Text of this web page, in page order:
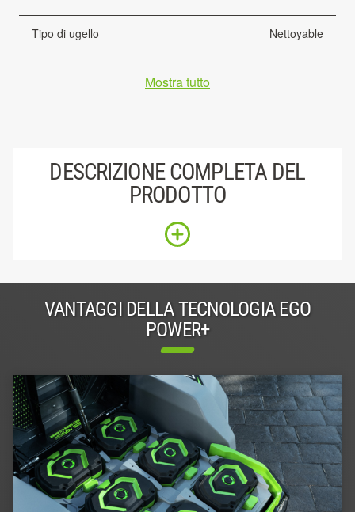
Tipo di ugello Nettoyable
Mostra tutto
DESCRIZIONE COMPLETA DEL
PRODOTTO
VANTAGGI DELLA TECNOLOGIA EGO
POWER+